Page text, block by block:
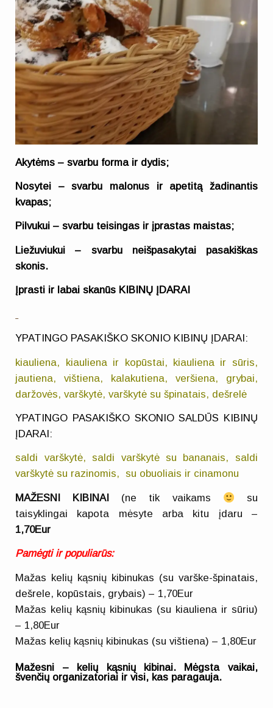
Akytėms – svarbu forma ir dydis;
Nosytei – svarbu malonus ir apetitą žadinantis
kvapas;
Pilvukui – svarbu teisingas ir įprastas maistas;
Liežuviukui – svarbu neišpasakytai pasakiškas
skonis.
Įprasti ir labai skanūs KIBINŲ ĮDARAI
YPATINGO PASAKIŠKO SKONIO KIBINŲ ĮDARAI:
kiauliena, kiauliena ir kopūstai, kiauliena ir sūris,
jautiena, vištiena, kalakutiena, veršiena, grybai,
daržovės, varškytė, varškytė su špinatais, dešrelė
YPATINGO PASAKIŠKO SKONIO SALDŪS KIBINŲ
ĮDARAI:
saldi varškytė, saldi varškytė su bananais, saldi
varškytė su razinomis, su obuoliais ir cinamonu
MAŽESNI KIBINAI (ne tik vaikams
su
taisyklingai kapota mėsyte arba kitu įdaru –
1,70Eur
Pamėgti ir populiarūs:
Mažas kelių kąsnių kibinukas (su varške-špinatais,
dešrele, kopūstais, grybais) – 1,70Eur
Mažas kelių kąsnių kibinukas (su kiauliena ir sūriu)
– 1,80Eur
Mažas kelių kąsnių kibinukas (su vištiena) – 1,80Eur
Mažesni – kelių kąsnių kibinai. Mėgsta vaikai,
švenčių organizatoriai ir visi, kas paragauja.